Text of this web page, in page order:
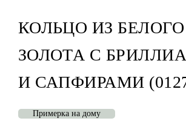
КОЛЬЦО ИЗ БЕЛОГО
ЗОЛОТА С
И САПФИРАМИ
Примерка на дому